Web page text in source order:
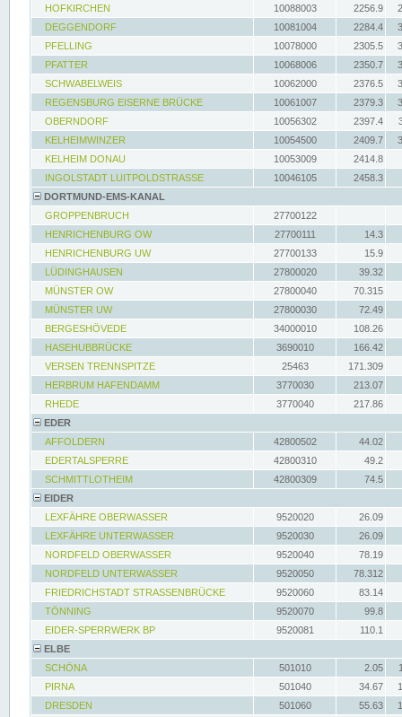
HOFKIRCHEN
10088003 2256.9
DEGGENDORF
10081004 2284.4
PFELLING
10078000 2305.5
PFATTER
10068006 2350.7
SCHWABELWEIS
10062000 2376.5
REGENSBURG EISERNE BRÜCKE
10061007 2379.3
OBERNDORF
10056302 2397.4
KELHEIMWINZER
10054500 2409.7
KELHEIM DONAU
10053009
2414.8
INGOLSTADT LUITPOLDSTRASSE
10046105
2458.3
DORTMUND-EMS-KANAL
GROPPENBRUCH
27700122
HENRICHENBURG OW
27700111
14.3
HENRICHENBURG UW
27700133
15.9
LÜDINGHAUSEN
27800020
39.32
MÜNSTER OW
27800040
70.315
MÜNSTER UW
27800030
72.49
BERGESHÖVEDE
34000010
108.26
HASEHUBBRÜCKE
3690010
166.42
VERSEN TRENNSPITZE
25463
171.309
HERBRUM HAFENDAMM
3770030
213.07
RHEDE
3770040
217.86
EDER
AFFOLDERN
42800502
44.02
EDERTALSPERRE
42800310
49.2
SCHMITTLOTHEIM
42800309
74.5
EIDER
LEXFÄHRE OBERWASSER
9520020
26.09
LEXFÄHRE UNTERWASSER
9520030
26.09
NORDFELD OBERWASSER
9520040
78.19
NORDFELD UNTERWASSER
9520050
78.312
FRIEDRICHSTADT STRASSENBRÜCKE
9520060
83.14
TÖNNING
9520070
99.8
EIDER-SPERRWERK BP
9520081
110.1
ELBE
SCHÖNA
501010 2.05
PIRNA
501040 34.67
DRESDEN
501060 55.63